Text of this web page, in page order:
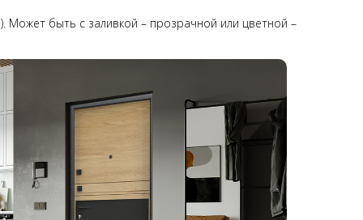
Может быть с заливкой – прозрачной или цветной –